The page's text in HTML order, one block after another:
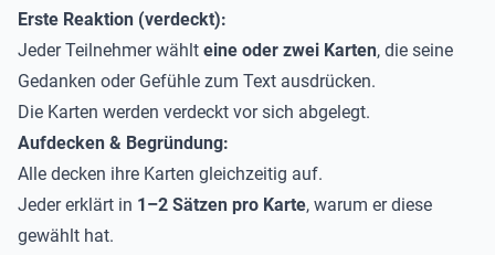
Erste Reaktion (verdeckt):
Jeder Teilnehmer wählt eine oder zwei Karten, die seine
Gedanken oder Gefühle zum Text ausdrücken.
Die Karten werden verdeckt vor sich abgelegt.
Aufdecken & Begründung:
Alle decken ihre Karten gleichzeitig auf.
Jeder erklärt in 1–2 Sätzen pro Karte, warum er diese
gewählt hat.